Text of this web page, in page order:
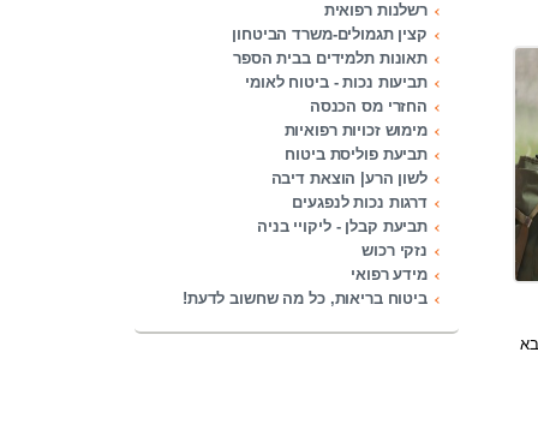
רשלנות רפואית
קצין תגמולים-משרד הביטחון
תאונות תלמידים בבית הספר
תביעות נכות - ביטוח לאומי
החזרי מס הכנסה
מימוש זכויות רפואיות
תביעת פוליסת ביטוח
לשון הרע| הוצאת דיבה
דרגות נכות לנפגעים
תביעת קבלן - ליקויי בניה
נזקי רכוש
מידע רפואי
ביטוח בריאות, כל מה שחשוב לדעת!